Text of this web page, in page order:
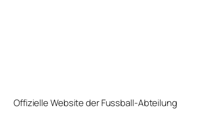
Offizielle Website der Fussball-Abteilung